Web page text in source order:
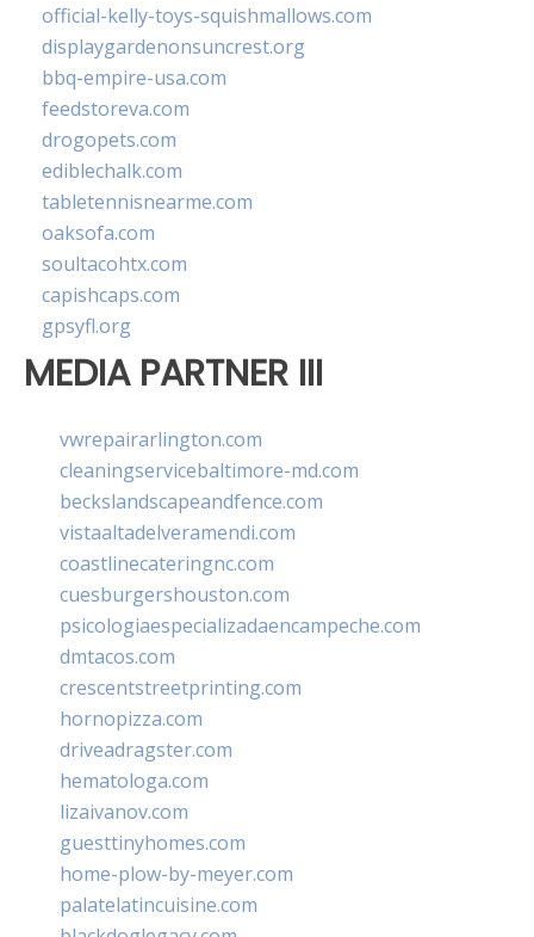
official-kelly-toys-squishmallows.com
displaygardenonsuncrest.org
bbq-empire-usa.com
feedstoreva.com
drogopets.com
ediblechalk.com
tabletennisnearme.com
oaksofa.com
soultacohtx.com
capishcaps.com
gpsyfl.org
MEDIA PARTNER III
vwrepairarlington.com
cleaningservicebaltimore-md.com
beckslandscapeandfence.com
vistaaltadelveramendi.com
coastlinecateringnc.com
cuesburgershouston.com
psicologiaespecializadaencampeche.com
dmtacos.com
crescentstreetprinting.com
hornopizza.com
driveadragster.com
hematologa.com
lizaivanov.com
guesttinyhomes.com
home-plow-by-meyer.com
palatelatincuisine.com